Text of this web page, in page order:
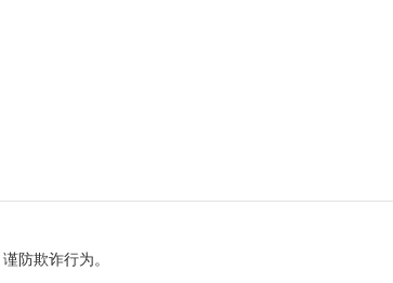
防欺诈行为。